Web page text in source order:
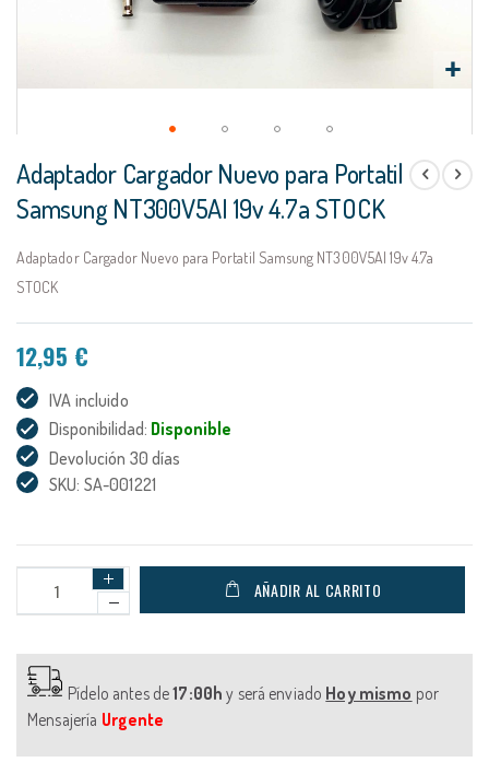
al
comienzo
de
galería
de
Adaptador Cargador Nuevo para Portatil
Samsung NT300V5AI 19v 4.7a STOCK
Adaptador Cargador Nuevo para Portatil Samsung NT300V5AI 19v 4.7a
STOCK
12,95 €
IVA incluido
Disponibilidad: Disponible
Devolución 30 días
SKU: SA-001221
AÑADIR AL CARRITO
Pídelo antes de17:00h y será enviado Hoy mismo por
Mensajería Urgente